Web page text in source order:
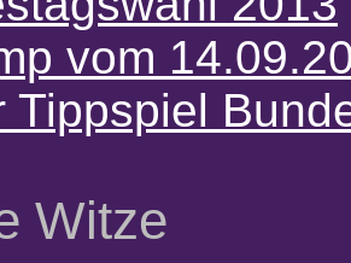
vom
Tippspiel
Witze